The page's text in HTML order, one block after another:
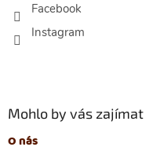
Facebook
Mohlo by vás zajímat
O nás